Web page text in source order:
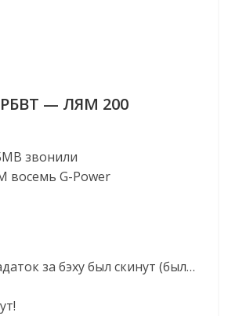
РБВТ — ЛЯМ 200
звонили
восемь G-Power
за бэху был скинут (был…